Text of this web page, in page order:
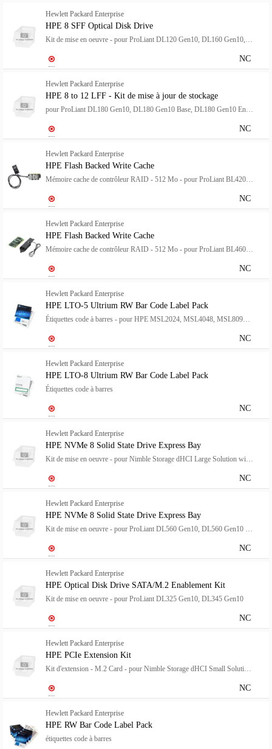
Hewlett Packard Enterprise
HPE 8 SFF Optical Disk Drive
NC
Hewlett Packard Enterprise
HPE 8 to 12 LFF - Kit de mise à jour de stockage
NC
Hewlett Packard Enterprise
HPE Flash Backed Write Cache
NC
Hewlett Packard Enterprise
HPE Flash Backed Write Cache
NC
Hewlett Packard Enterprise
HPE LTO-5 Ultrium RW Bar Code Label Pack
NC
Hewlett Packard Enterprise
HPE LTO-8 Ultrium RW Bar Code Label Pack
Étiquettes code à barres
NC
Hewlett Packard Enterprise
HPE NVMe 8 Solid State Drive Express Bay
NC
Hewlett Packard Enterprise
HPE NVMe 8 Solid State Drive Express Bay
NC
Hewlett Packard Enterprise
HPE Optical Disk Drive SATA/M.2 Enablement Kit
Kit de mise en oeuvre - pour ProLiant DL325 Gen10, DL345 Gen10
NC
Hewlett Packard Enterprise
HPE PCIe Extension Kit
NC
Hewlett Packard Enterprise
HPE RW Bar Code Label Pack
étiquettes code à barres